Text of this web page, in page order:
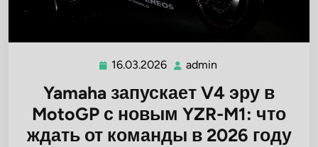
16.03.2026 16.03.2026
admin
Yamaha запускает V4 эру в
MotoGP с новым YZR-M1: что
ждать от команды в 2026 году